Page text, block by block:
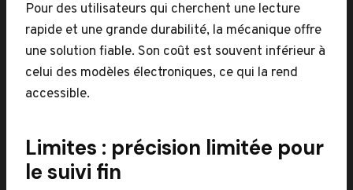
Pour des utilisateurs qui cherchent une lecture
rapide et une grande durabilité, la mécanique offre
une solution fiable. Son coût est souvent inférieur à
celui des modèles électroniques, ce qui la rend
accessible.
Limites : précision limitée pour
le suivi fin